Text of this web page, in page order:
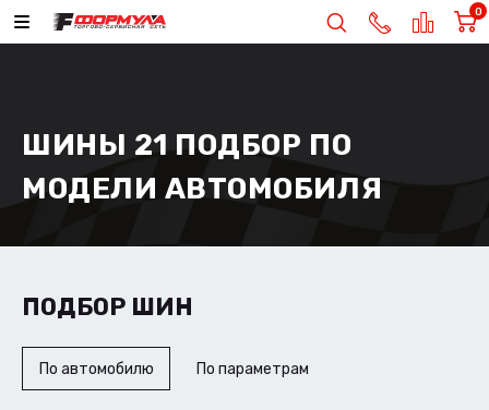
0
ШИНЫ 21 ПОДБОР ПО
МОДЕЛИ АВТОМОБИЛЯ
ПОДБОР ШИН
По автомобилю По параметрам